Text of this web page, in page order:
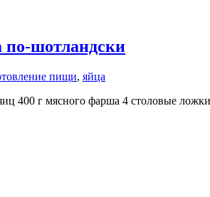
по-шотландски
пищи, яйца
400 г мясного фарша 4 столовые